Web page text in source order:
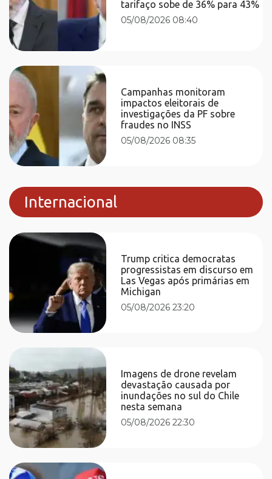
tarifaço sobe de 36% para 43%
05/08/2026 08:40
Campanhas monitoram
impactos eleitorais de
investigações da PF sobre
fraudes no INSS
05/08/2026 08:35
Internacional
Trump critica democratas
progressistas em discurso em
Las Vegas após primárias em
Michigan
05/08/2026 23:20
Imagens de drone revelam
devastação causada por
inundações no sul do Chile
nesta semana
05/08/2026 22:30